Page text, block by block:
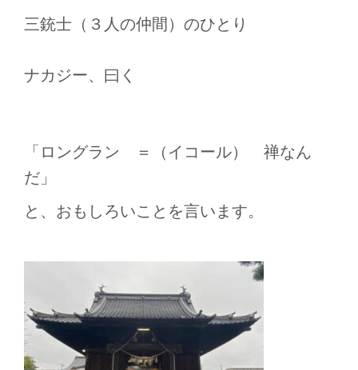
三銃士（３人の仲間）のひとり
ナカジー、曰く
「ロングラン ＝（イコール） 禅なん
だ」
と、おもしろいことを言います。